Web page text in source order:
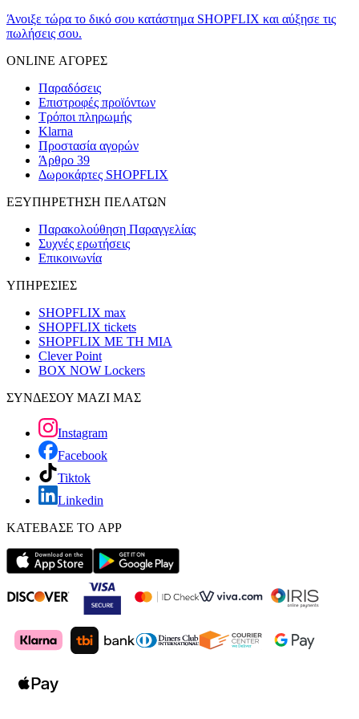
Άνοιξε τώρα το δικό σου κατάστημα SHOPFLIX και αύξησε τις
πωλήσεις σου.
ONLINE ΑΓΟΡΕΣ
Παραδόσεις
Επιστροφές προϊόντων
Τρόποι πληρωμής
Klarna
Προστασία αγορών
Άρθρο 39
Δωροκάρτες SHOPFLIX
ΕΞΥΠΗΡΕΤΗΣΗ ΠΕΛΑΤΩΝ
Παρακολούθηση Παραγγελίας
Συχνές ερωτήσεις
Επικοινωνία
ΥΠΗΡΕΣΙΕΣ
SHOPFLIX max
SHOPFLIX tickets
SHOPFLIX ΜΕ ΤΗ ΜΙΑ
Clever Point
BOX NOW Lockers
ΣΥΝΔΕΣΟΥ ΜΑΖΙ ΜΑΣ
Instagram
Facebook
Tiktok
Linkedin
ΚΑΤΕΒΑΣΕ ΤΟ APP